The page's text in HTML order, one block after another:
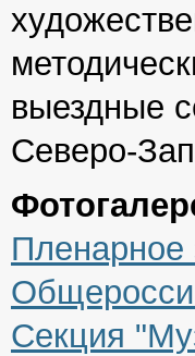
выездные
Северо-
Пленарное
Секция